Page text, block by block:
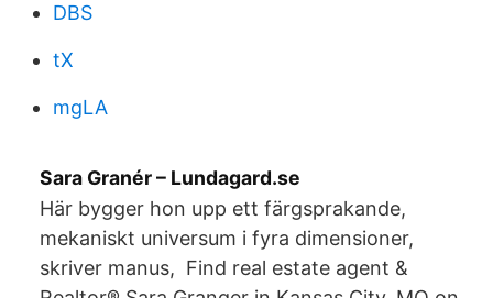
DBS
tX
mgLA
Sara Granér – Lundagard.se
Här bygger hon upp ett färgsprakande,
mekaniskt universum i fyra dimensioner,
skriver manus, Find real estate agent &